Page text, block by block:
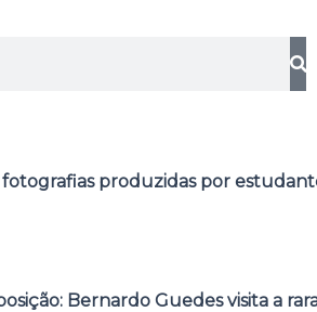
produzidas por
Bernardo Guedes visita a